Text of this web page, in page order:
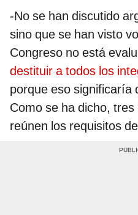
-No se han discutido
sino que se han visto
Congreso no está
destituir a todos los
porque eso significaría
Como se ha dicho,
reúnen los requisitos